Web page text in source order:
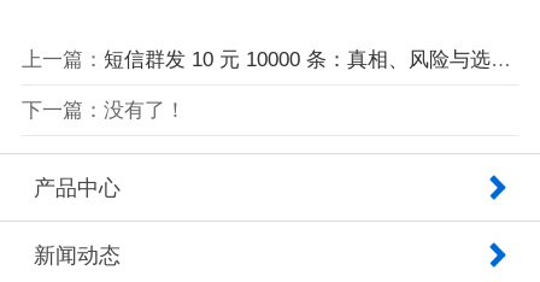
上一篇： 短信群发 10 元 10000 条：真相、风险与选择指南
下一篇：没有了！
产品中心
新闻动态